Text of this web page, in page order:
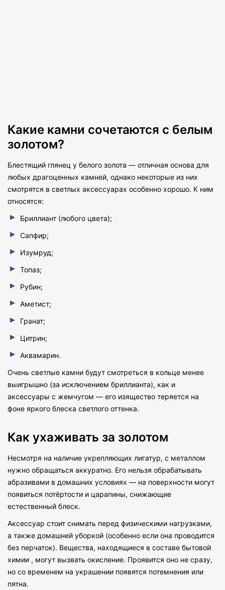
Какие камни сочетаются с белым
золотом?
Блестящий глянец у белого золота — отличная основа для
любых драгоценных камней, однако некоторые из них
смотрятся в светлых аксессуарах особенно хорошо. К ним
относятся:
Бриллиант (любого цвета);
Сапфир;
Изумруд;
Топаз;
Рубин;
Аметист;
Гранат;
Цитрин;
Аквамарин.
Очень светлые камни будут смотреться в кольце менее
выигрышно (за исключением бриллианта), как и
аксессуары с жемчугом — его изящество теряется на
фоне яркого блеска светлого оттенка.
Как ухаживать за золотом
Несмотря на наличие укрепляющих лигатур, с металлом
нужно обращаться аккуратно. Его нельзя обрабатывать
абразивами в домашних условиях — на поверхности могут
появиться потёртости и царапины, снижающие
естественный блеск.
Аксессуар стоит снимать перед физическими нагрузками,
а также домашней уборкой (особенно если она проводится
без перчаток). Вещества, находящиеся в составе бытовой
химии , могут вызвать окисление. Проявится оно не сразу,
но со временем на украшении появятся потемнения или
пятна.